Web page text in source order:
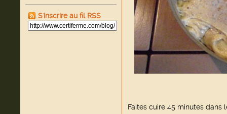
S'inscrire au fil RSS
Faites cuire 45 minutes dans